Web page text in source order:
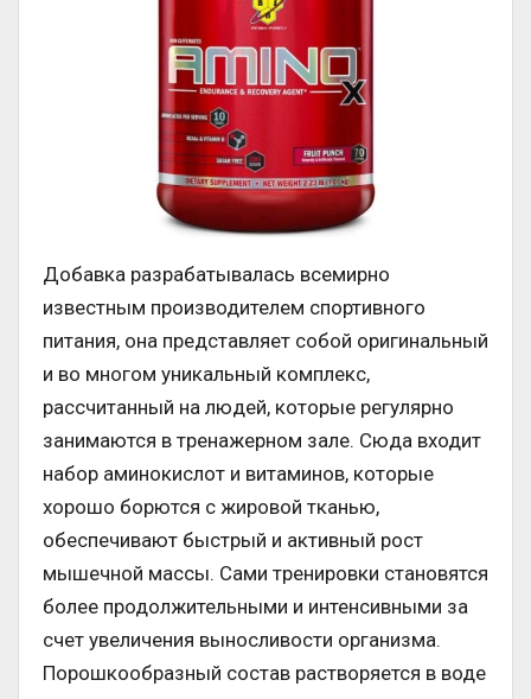
Добавка разрабатывалась всемирно
известным производителем спортивного
питания, она представляет собой оригинальный
и во многом уникальный комплекс,
рассчитанный на людей, которые регулярно
занимаются в тренажерном зале. Сюда входит
набор аминокислот и витаминов, которые
хорошо борются с жировой тканью,
обеспечивают быстрый и активный рост
мышечной массы. Сами тренировки становятся
более продолжительными и интенсивными за
счет увеличения выносливости организма.
Порошкообразный состав растворяется в воде